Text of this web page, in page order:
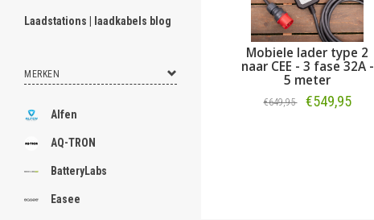
Laadstations | laadkabels blog
MERKEN
Alfen
AQ-TRON
BatteryLabs
Easee
Mobiele lader type 2
naar CEE - 3 fase 32A -
5 meter
€649,95 €549,95